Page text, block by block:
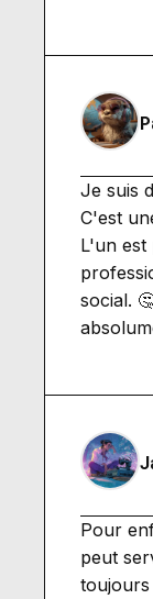
Je suis
C'est
L'un est
social.
Pour
peut